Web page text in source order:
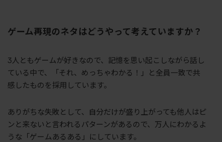
ゲーム再現のネタはどうやって考えていますか？
3人ともゲームが好きなので、記憶を思い起こしながら話し
ている中で、「それ、めっちゃわかる！」と全員一致で共
感したものを採用しています。
ありがちな失敗として、自分だけが盛り上がっても他人はピ
ンと来ないと言われるパターンがあるので、万人にわかるよ
うな「ゲームあるある」にしています。